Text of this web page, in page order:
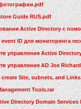
Guide RUS.pdf
Active Directory с
ID для мониторинга
управления Active
управления AD Joe
Site, subnets, and
Tools.rar
Directory Domain